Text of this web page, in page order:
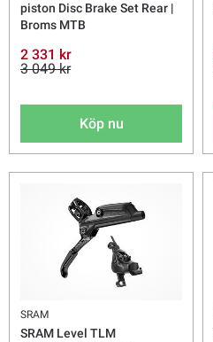
piston Disc Brake Set Rear |
Broms MTB
2 331 kr
3 049 kr
Köp nu
SRAM
SRAM Level TLM